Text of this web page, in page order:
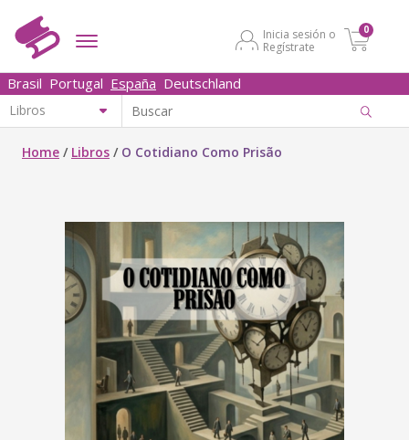
Inicia sesión o
Regístrate
0
Brasil Portugal España Deutschland
Home / Libros / O Cotidiano Como Prisão